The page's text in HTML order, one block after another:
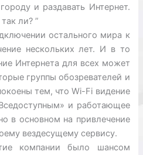
и раздавать Интернет.
ли? ”
остального мира к
нескольких лет. И в то
Интернета для всех может
группы обозревателей и
тем, что Wi-Fi видение
и работающее
в основном на привлечение
вездесущему сервису.
компании было шансом